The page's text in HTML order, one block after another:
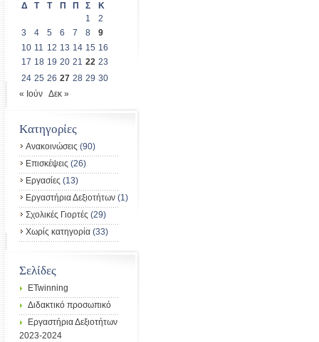
Δ
Τ Τ Π Π Σ
Κ
1
2
3
4 5 6 7 8
9
10 11 12 13 14 15 16
17 18 19 20 21 22 23
24 25 26 27 28 29 30
« Ιούν Δεκ »
Kατηγορίες
Ανακοινώσεις (90)
Επισκέψεις (26)
Εργασίες (13)
Εργαστήρια Δεξιοτήτων (1)
Σχολικές Γιορτές (29)
Χωρίς κατηγορία (33)
Σελίδες
ETwinning
Διδακτικό προσωπικό
Εργαστήρια Δεξιοτήτων
2023-2024